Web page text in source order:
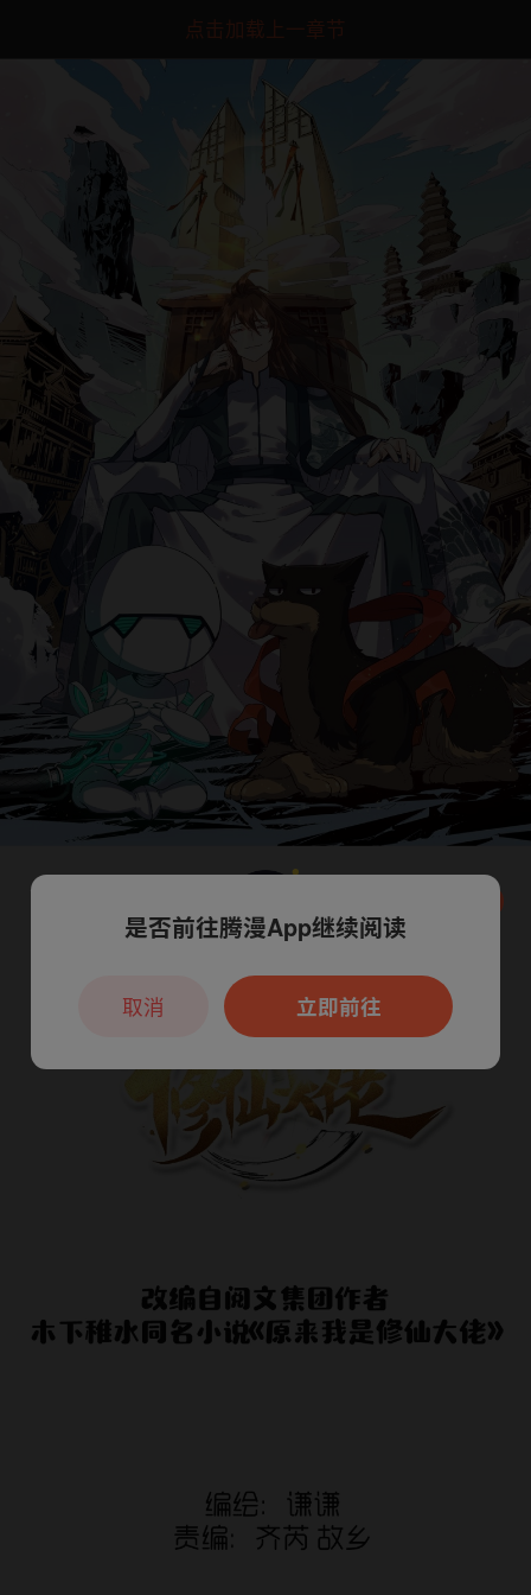
点击加载上一章节
本章节仅支持App阅读，可打开App新用
户7天免费看
是否前往腾漫App继续阅读
立即前往
取消